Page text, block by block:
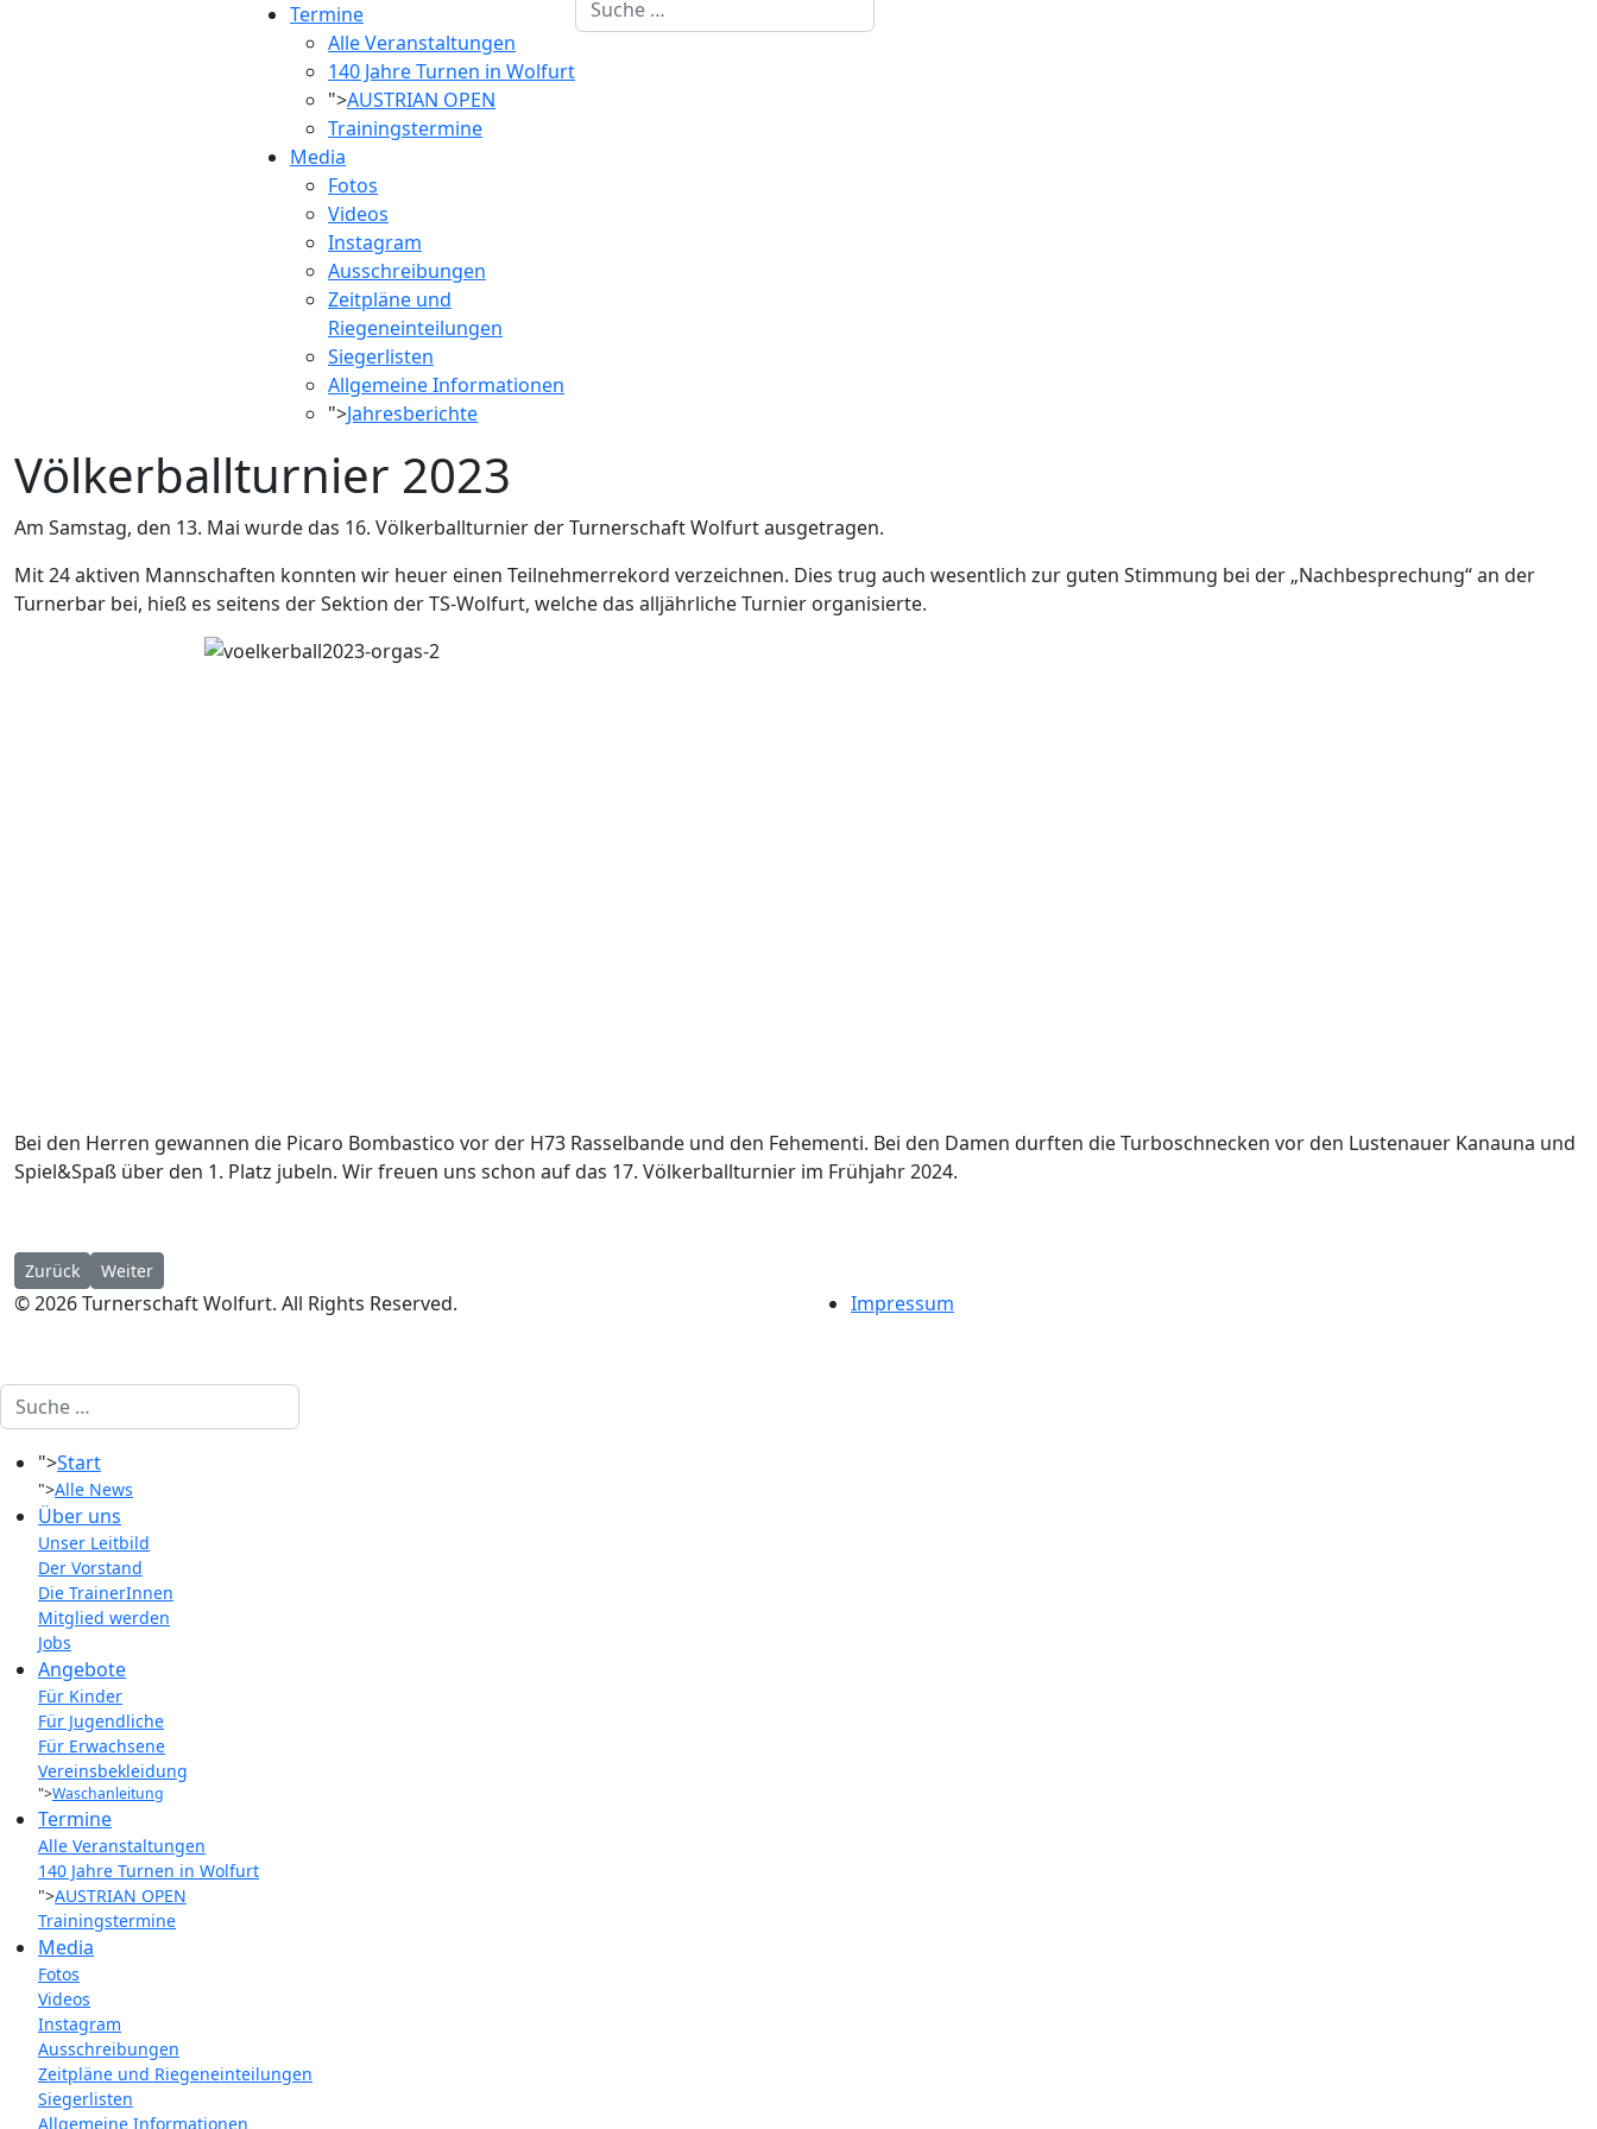
Termine
Alle Veranstaltungen
140 Jahre Turnen in Wolfurt
">AUSTRIAN OPEN
Trainingstermine
Media
Fotos
Videos
Instagram
Ausschreibungen
Zeitpläne und
Riegeneinteilungen
Siegerlisten
Allgemeine Informationen
">Jahresberichte
Völkerballturnier 2023
Am Samstag, den 13. Mai wurde das 16. Völkerballturnier der Turnerschaft Wolfurt ausgetragen.
Mit 24 aktiven Mannschaften konnten wir heuer einen Teilnehmerrekord verzeichnen. Dies trug auch wesentlich zur guten Stimmung bei der „Nachbesprechung“ an der
Turnerbar bei, hieß es seitens der Sektion der TS-Wolfurt, welche das alljährliche Turnier organisierte.
Bei den Herren gewannen die Picaro Bombastico vor der H73 Rasselbande und den Fehementi. Bei den Damen durften die Turboschnecken vor den Lustenauer Kanauna und
Spiel&Spaß über den 1. Platz jubeln. Wir freuen uns schon auf das 17. Völkerballturnier im Frühjahr 2024.
Vorheriger Beitrag: Drei Goldmedaillen für Wolfurts Team-Turner:innen
Zurück Nächster Beitrag: Zimmermann Cup & Mannschaftsmeisterschaften der Turnerinnen 2023
Weiter
© 2026 Turnerschaft Wolfurt. All Rights Reserved. Impressum
Suchen
">Start
">Alle News
Über uns
Unser Leitbild
Der Vorstand
Die TrainerInnen
Mitglied werden
Jobs
Angebote
Für Kinder
Für Jugendliche
Für Erwachsene
Vereinsbekleidung
">Waschanleitung
Termine
Alle Veranstaltungen
140 Jahre Turnen in Wolfurt
">AUSTRIAN OPEN
Trainingstermine
Media
Fotos
Videos
Instagram
Ausschreibungen
Zeitpläne und Riegeneinteilungen
Siegerlisten
Allgemeine Informationen